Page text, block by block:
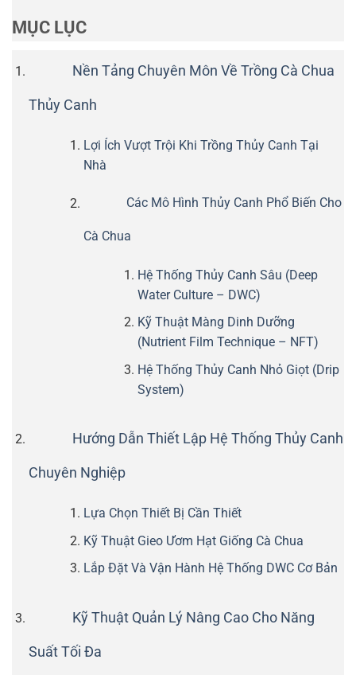
MỤC LỤC
Nền Tảng Chuyên Môn Về Trồng Cà Chua
Thủy Canh
Lợi Ích Vượt Trội Khi Trồng Thủy Canh Tại
Nhà
Các Mô Hình Thủy Canh Phổ Biến Cho
Cà Chua
Hệ Thống Thủy Canh Sâu (Deep
Water Culture – DWC)
Kỹ Thuật Màng Dinh Dưỡng
(Nutrient Film Technique – NFT)
Hệ Thống Thủy Canh Nhỏ Giọt (Drip
System)
Hướng Dẫn Thiết Lập Hệ Thống Thủy Canh
Chuyên Nghiệp
Lựa Chọn Thiết Bị Cần Thiết
Kỹ Thuật Gieo Ươm Hạt Giống Cà Chua
Lắp Đặt Và Vận Hành Hệ Thống DWC Cơ Bản
Kỹ Thuật Quản Lý Nâng Cao Cho Năng
Suất Tối Đa